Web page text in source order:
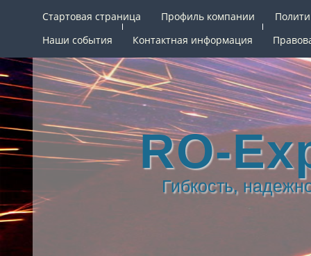
Стартовая страница Профиль компании
Наши события
Контактная информация
RO-
Гибкость,